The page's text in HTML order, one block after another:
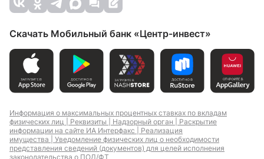
Скачать Мобильный банк «Центр-инвест»
Информация о максимальных процентных ставках по вкладам
физических лиц | Реквизиты | Надзорный орган | Раскрытие
информации на сайте ИА Интерфакс | Реализация
имущества | Уведомление физических лиц о необходимости
представления сведений (документов) для целей исполнения
законодательства о ПОД/ФТ